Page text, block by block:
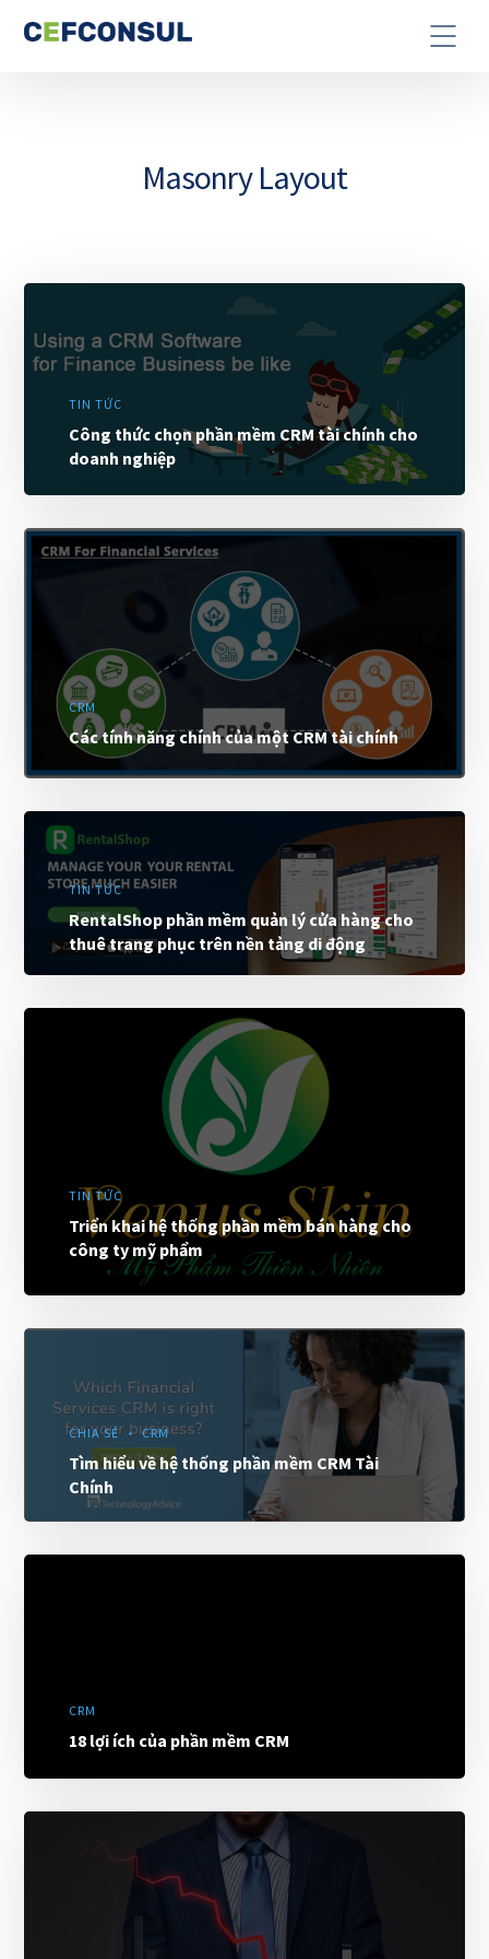
Masonry Layout
TIN TỨC
Công thức chọn phần mềm CRM tài chính cho
doanh nghiệp
CRM
Các tính năng chính của một CRM tài chính
TIN TỨC
RentalShop phần mềm quản lý cửa hàng cho
thuê trang phục trên nền tảng di động
TIN TỨC
Triển khai hệ thống phần mềm bán hàng cho
công ty mỹ phẩm
CHIA SẺ CRM
Tìm hiểu về hệ thống phần mềm CRM Tài
Chính
CRM
18 lợi ích của phần mềm CRM